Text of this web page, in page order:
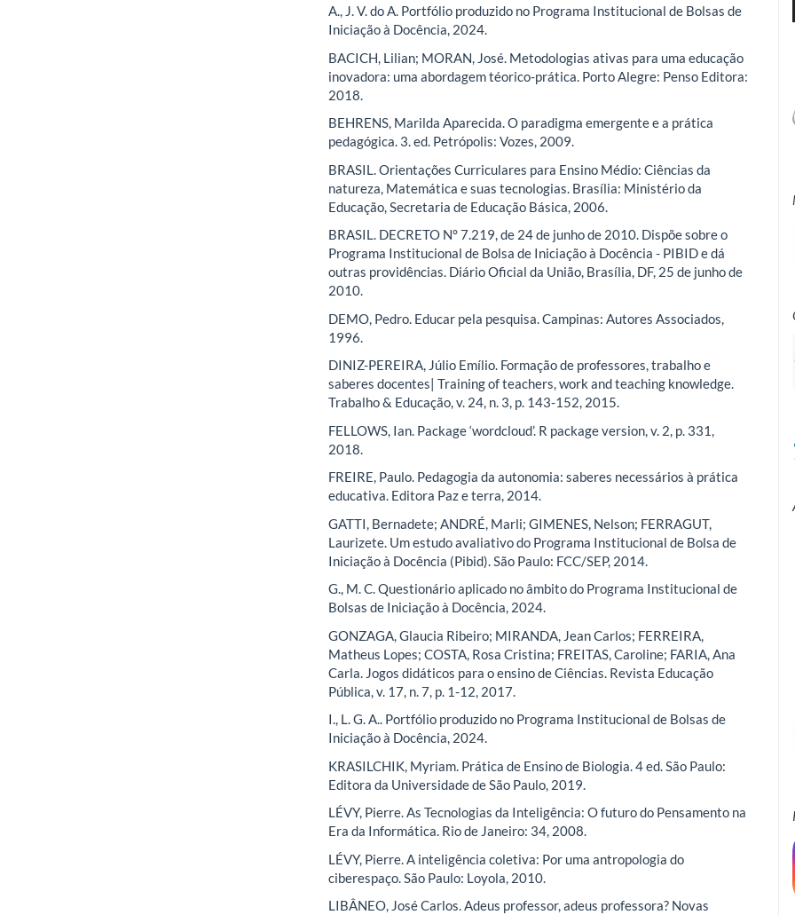
A., J. V. do A. Portfólio produzido no Programa Institucional de Bolsas de
Iniciação à Docência, 2024.
BACICH, Lilian; MORAN, José. Metodologias ativas para uma educação
inovadora: uma abordagem téorico-prática. Porto Alegre: Penso Editora:
2018.
BEHRENS, Marilda Aparecida. O paradigma emergente e a prática
pedagógica. 3. ed. Petrópolis: Vozes, 2009.
BRASIL. Orientações Curriculares para Ensino Médio: Ciências da
natureza, Matemática e suas tecnologias. Brasília: Ministério da
Educação, Secretaria de Educação Básica, 2006.
BRASIL. DECRETO N° 7.219, de 24 de junho de 2010. Dispõe sobre o
Programa Institucional de Bolsa de Iniciação à Docência - PIBID e dá
outras providências. Diário Oficial da União, Brasília, DF, 25 de junho de
2010.
DEMO, Pedro. Educar pela pesquisa. Campinas: Autores Associados,
1996.
DINIZ-PEREIRA, Júlio Emílio. Formação de professores, trabalho e
saberes docentes| Training of teachers, work and teaching knowledge.
Trabalho & Educação, v. 24, n. 3, p. 143-152, 2015.
FELLOWS, Ian. Package ‘wordcloud’. R package version, v. 2, p. 331,
2018.
FREIRE, Paulo. Pedagogia da autonomia: saberes necessários à prática
educativa. Editora Paz e terra, 2014.
GATTI, Bernadete; ANDRÉ, Marli; GIMENES, Nelson; FERRAGUT,
Laurizete. Um estudo avaliativo do Programa Institucional de Bolsa de
Iniciação à Docência (Pibid). São Paulo: FCC/SEP, 2014.
G., M. C. Questionário aplicado no âmbito do Programa Institucional de
Bolsas de Iniciação à Docência, 2024.
GONZAGA, Glaucia Ribeiro; MIRANDA, Jean Carlos; FERREIRA,
Matheus Lopes; COSTA, Rosa Cristina; FREITAS, Caroline; FARIA, Ana
Carla. Jogos didáticos para o ensino de Ciências. Revista Educação
Pública, v. 17, n. 7, p. 1-12, 2017.
I., L. G. A.. Portfólio produzido no Programa Institucional de Bolsas de
Iniciação à Docência, 2024.
KRASILCHIK, Myriam. Prática de Ensino de Biologia. 4 ed. São Paulo:
Editora da Universidade de São Paulo, 2019.
LÉVY, Pierre. As Tecnologias da Inteligência: O futuro do Pensamento na
Era da Informática. Rio de Janeiro: 34, 2008.
LÉVY, Pierre. A inteligência coletiva: Por uma antropologia do
ciberespaço. São Paulo: Loyola, 2010.
LIBÂNEO, José Carlos. Adeus professor, adeus professora? Novas